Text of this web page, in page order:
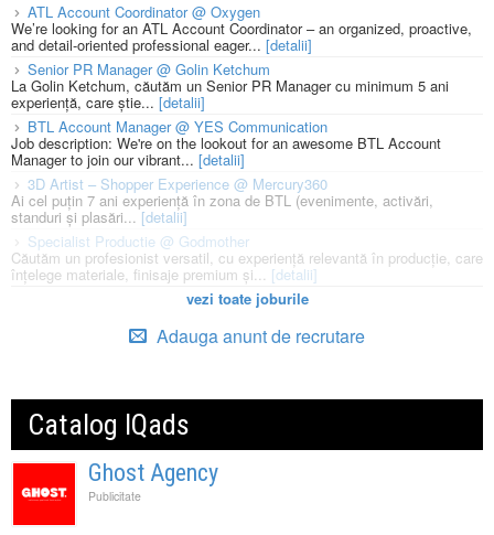
ATL Account Coordinator @ Oxygen
We’re looking for an ATL Account Coordinator – an organized, proactive,
and detail-oriented professional eager... [detalii]
Senior PR Manager @ Golin Ketchum
La Golin Ketchum, căutăm un Senior PR Manager cu minimum 5 ani
experiență, care știe... [detalii]
BTL Account Manager @ YES Communication
Job description: We're on the lookout for an awesome BTL Account
Manager to join our vibrant... [detalii]
3D Artist – Shopper Experience @ Mercury360
Ai cel puțin 7 ani experiență în zona de BTL (evenimente, activări,
standuri și plasări... [detalii]
Specialist Productie @ Godmother
Căutăm un profesionist versatil, cu experiență relevantă în producție, care
înțelege materiale, finisaje premium și... [detalii]
vezi toate joburile
Adauga anunt de recrutare
Catalog IQads
Ghost Agency
Publicitate